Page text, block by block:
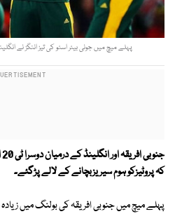
پہلے میچ میں جونی بیئر اسٹو کی تیز اننگز نے انگلینڈ کو5 وکٹ سے فتح دلائی۔
کہ پروٹیزکو ہوم سیریزبچانے کے لالے پڑگئے۔